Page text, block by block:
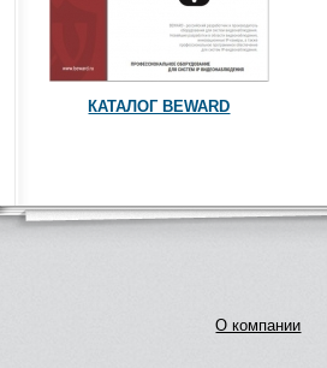
КАТАЛОГ BEWARD
О компании